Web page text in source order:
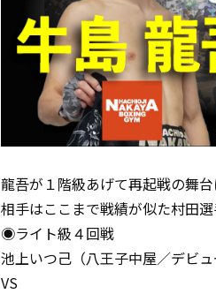
龍吾が１階級あげて再起戦の舞台
相手はここまで戦績が似た村田
◉ライト級４回戦
池上いつ己（八王子中屋／デビュ
VS